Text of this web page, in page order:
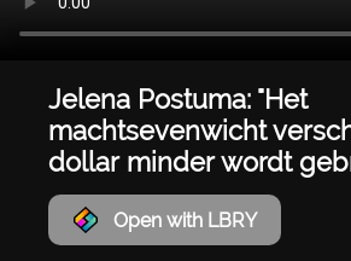
Jelena Postuma: "Het
machtsevenwicht
dollar minder wordt
Open with LBRY